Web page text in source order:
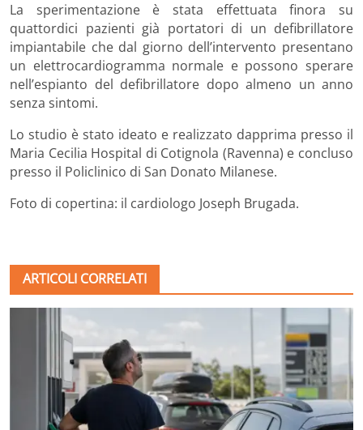
La sperimentazione è stata effettuata finora su
quattordici pazienti già portatori di un defibrillatore
impiantabile che dal giorno dell’intervento presentano
un elettrocardiogramma normale e possono sperare
nell’espianto del defibrillatore dopo almeno un anno
senza sintomi.
Lo studio è stato ideato e realizzato dapprima presso il
Maria Cecilia Hospital di Cotignola (Ravenna) e concluso
presso il Policlinico di San Donato Milanese.
Foto di copertina: il cardiologo Joseph Brugada.
ARTICOLI CORRELATI